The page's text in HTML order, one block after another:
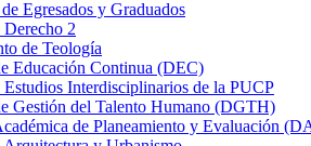
Egresados y Graduados
Derecho 2
de Teología
Educación Continua (DEC)
Estudios Interdisciplinarios de la PUCP
Gestión del Talento Humano (DGTH)
de Planeamiento y Evaluación